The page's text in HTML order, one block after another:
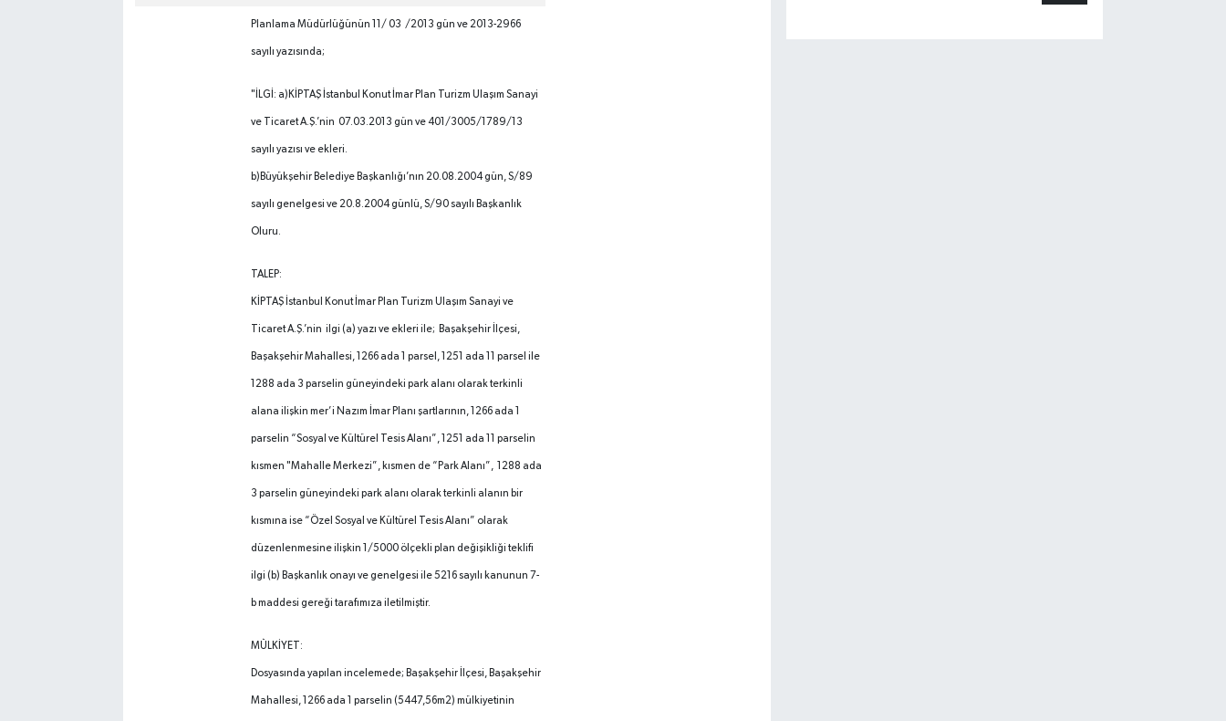
Planlama Müdürlüğünün 11/ 03 /2013 gün ve 2013-2966
sayılı yazısında;
"İLGİ: a)KİPTAŞ İstanbul Konut İmar Plan Turizm Ulaşım Sanayi
ve Ticaret A.Ş.’nin 07.03.2013 gün ve 401/3005/1789/13
sayılı yazısı ve ekleri.
b)Büyükşehir Belediye Başkanlığı’nın 20.08.2004 gün, S/89
sayılı genelgesi ve 20.8.2004 günlü, S/90 sayılı Başkanlık
Oluru.
TALEP:
KİPTAŞ İstanbul Konut İmar Plan Turizm Ulaşım Sanayi ve
Ticaret A.Ş.’nin ilgi (a) yazı ve ekleri ile; Başakşehir İlçesi,
Başakşehir Mahallesi, 1266 ada 1 parsel, 1251 ada 11 parsel ile
1288 ada 3 parselin güneyindeki park alanı olarak terkinli
alana ilişkin mer’i Nazım İmar Planı şartlarının, 1266 ada 1
parselin “Sosyal ve Kültürel Tesis Alanı”, 1251 ada 11 parselin
kısmen "Mahalle Merkezi”, kısmen de “Park Alanı”, 1288 ada
3 parselin güneyindeki park alanı olarak terkinli alanın bir
kısmına ise “Özel Sosyal ve Kültürel Tesis Alanı” olarak
düzenlenmesine ilişkin 1/5000 ölçekli plan değişikliği teklifi
ilgi (b) Başkanlık onayı ve genelgesi ile 5216 sayılı kanunun 7-
b maddesi gereği tarafımıza iletilmiştir.
MÜLKİYET:
Dosyasında yapılan incelemede; Başakşehir İlçesi, Başakşehir
Mahallesi, 1266 ada 1 parselin (5447,56m2) mülkiyetinin